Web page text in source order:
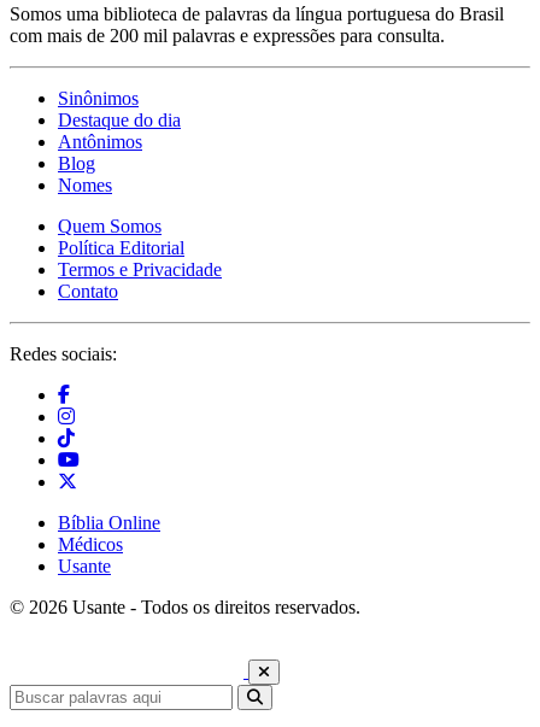
Somos uma biblioteca de palavras da língua portuguesa do Brasil
com mais de 200 mil palavras e expressões para consulta.
Sinônimos
Destaque do dia
Antônimos
Blog
Nomes
Quem Somos
Política Editorial
Termos e Privacidade
Contato
Redes sociais:
Bíblia Online
Médicos
Usante
© 2026 Usante - Todos os direitos reservados.